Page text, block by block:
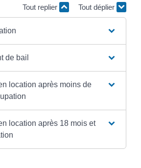
Tout replier Tout déplier
de bail
location après moins de
location après 18 mois et